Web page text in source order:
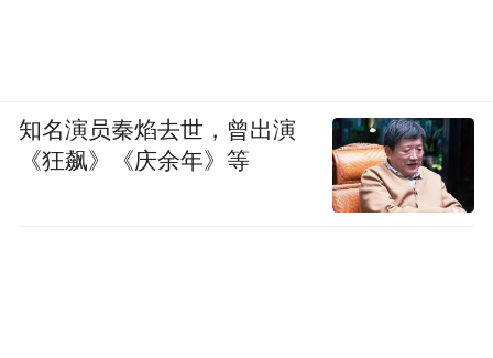
知名演员秦焰去世，曾出演
《狂飙》《庆余年》等